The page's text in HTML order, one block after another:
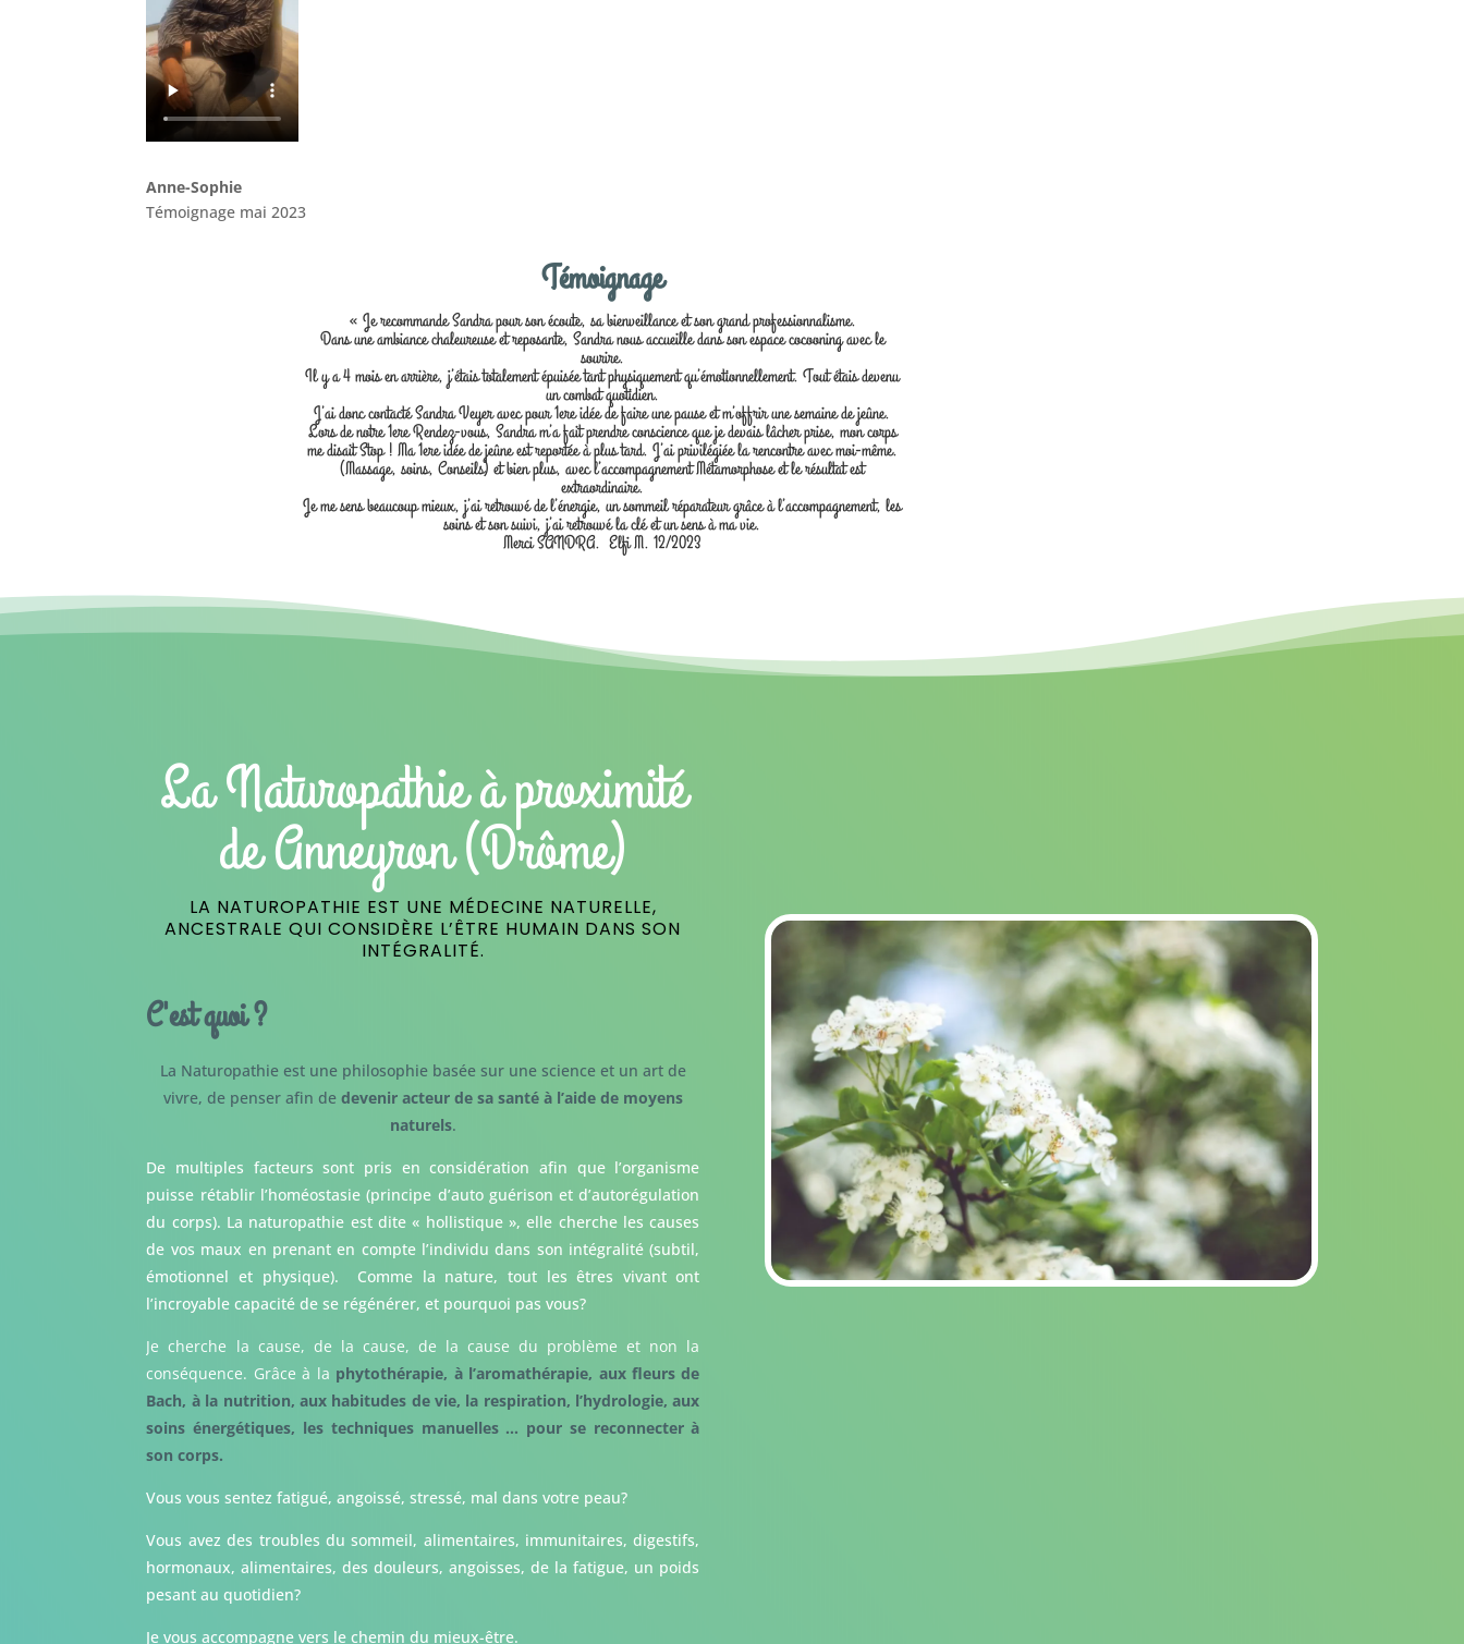
Anne-Sophie
Témoignage mai 2023
Témoignage
« Je recommande Sandra pour son écoute, sa bienveillance et son grand professionnalisme.
Dans une ambiance chaleureuse et reposante, Sandra nous accueille dans son espace cocooning avec le
sourire.
Il y a 4 mois en arrière, j’étais totalement épuisée tant physiquement qu’émotionnellement. Tout étais devenu
un combat quotidien.
J’ai donc contacté Sandra Veyer avec pour 1ere idée de faire une pause et m’offrir une semaine de jeûne.
Lors de notre 1ere Rendez-vous, Sandra m’a fait prendre conscience que je devais lâcher prise, mon corps
me disait Stop ! Ma 1ere idée de jeûne est reportée à plus tard. J’ai privilégiée la rencontre avec moi-même.
(Massage, soins, Conseils) et bien plus, avec l’accompagnement Métamorphose et le résultat est
extraordinaire.
Je me sens beaucoup mieux, j’ai retrouvé de l’énergie, un sommeil réparateur grâce à l’accompagnement, les
soins et son suivi, j’ai retrouvé la clé et un sens à ma vie.
Merci SANDRA. Elfi M. 12/2023
La Naturopathie à proximité
de Anneyron (Drôme)
LA NATUROPATHIE EST UNE MÉDECINE NATURELLE,
ANCESTRALE QUI CONSIDÈRE L’ÊTRE HUMAIN DANS SON
INTÉGRALITÉ.
C'est quoi ?
La Naturopathie est une philosophie basée sur une science et un art de
vivre, de penser afin de devenir acteur de sa santé à l’aide de moyens
naturels.
De multiples facteurs sont pris en considération afin que l’organisme
puisse rétablir l’homéostasie (principe d’auto guérison et d’autorégulation
du corps). La naturopathie est dite « hollistique », elle cherche les causes
de vos maux en prenant en compte l’individu dans son intégralité (subtil,
émotionnel et physique). Comme la nature, tout les êtres vivant ont
l’incroyable capacité de se régénérer, et pourquoi pas vous?
Je cherche la cause, de la cause, de la cause du problème et non la
conséquence. Grâce à la phytothérapie, à l’aromathérapie, aux fleurs de
Bach, à la nutrition, aux habitudes de vie, la respiration, l’hydrologie, aux
soins énergétiques, les techniques manuelles … pour se reconnecter à
son corps.
Vous vous sentez fatigué, angoissé, stressé, mal dans votre peau?
Vous avez des troubles du sommeil, alimentaires, immunitaires, digestifs,
hormonaux, alimentaires, des douleurs, angoisses, de la fatigue, un poids
pesant au quotidien?
Je vous accompagne vers le chemin du mieux-être.